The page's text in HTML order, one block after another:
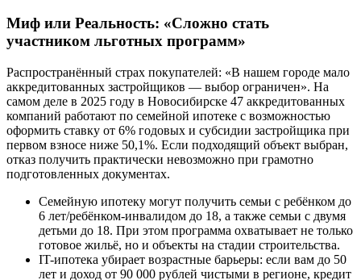
Миф или Реальность: «Сложно стать
участником льготных программ»
Распространённый страх покупателей: «В нашем городе мало
аккредитованных застройщиков — выбор ограничен». На
самом деле в 2025 году в Новосибирске 47 аккредитованных
компаний работают по семейной ипотеке с возможностью
оформить ставку от 6% годовых и субсидии застройщика при
первом взносе ниже 50,1%. Если подходящий объект выбран,
отказ получить практически невозможно при грамотно
подготовленных документах.
Семейную ипотеку могут получить семьи с ребёнком до
6 лет/ребёнком-инвалидом до 18, а также семьи с двумя
детьми до 18. При этом программа охватывает не только
готовое жильё, но и объекты на стадии строительства.
IT-ипотека убирает возрастные барьеры: если вам до 50
лет и доход от 90 000 рублей чистыми в регионе, кредит